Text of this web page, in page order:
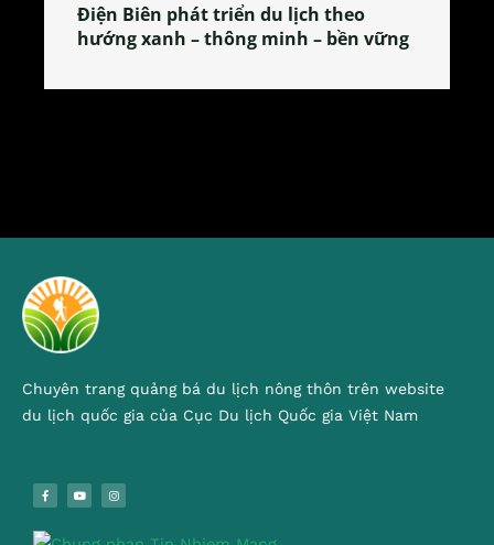
Làng làm bánh tẻ Phú Nhi – nơi lan
tỏa đặc sản xứ Đoài
Chuyên trang quảng bá du lịch nông thôn trên website
du lịch quốc gia của Cục Du lịch Quốc gia Việt Nam